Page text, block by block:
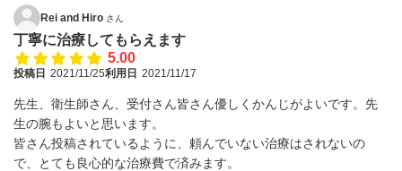
Rei and Hiro さん
丁寧に治療してもらえます
5.00
投稿日 2021/11/25利用日 2021/11/17
先生、衛生師さん、受付さん皆さん優しくかんじがよいです。先
生の腕もよいと思います。
皆さん投稿されているように、頼んでいない治療はされないの
で、とても良心的な治療費で済みます。